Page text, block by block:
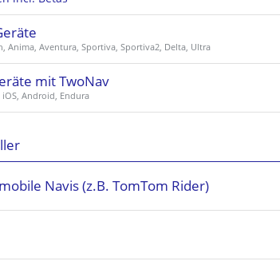
Anima, Aventura, Sportiva, Sportiva2, Delta, Ultra
mit TwoNav
iOS, Android, Endura
Navis (z.B. TomTom Rider)